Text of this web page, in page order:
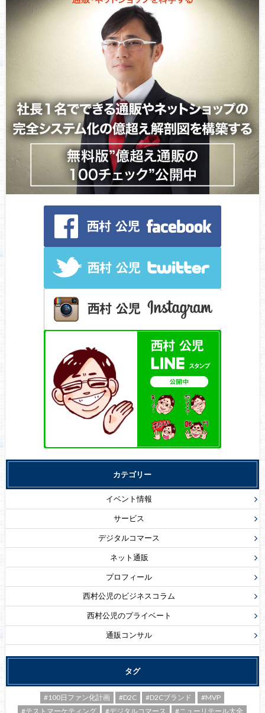
カテゴリー
イベント情報
サービス
デジタルコマース
ネット通販
プロフィール
西村公児のビジネスコラム
西村公児のプライベート
通販コンサル
タグ
#100日ファン化計画 #D2C #D2Cブランド
#MVP
#テストマーケティング
#デジタルコマース #ニューリテール大全